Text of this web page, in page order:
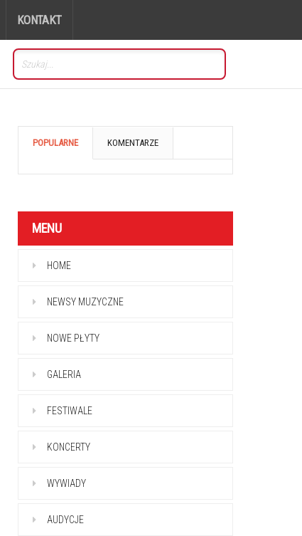
KONTAKT
POPULARNE KOMENTARZE
MENU
HOME
NEWSY MUZYCZNE
NOWE PŁYTY
GALERIA
FESTIWALE
KONCERTY
WYWIADY
AUDYCJE